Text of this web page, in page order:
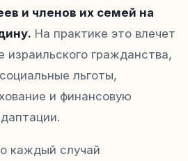
и членов их семей на
На практике это влечет
израильского гражданства,
льготы,
и финансовую
каждый случай